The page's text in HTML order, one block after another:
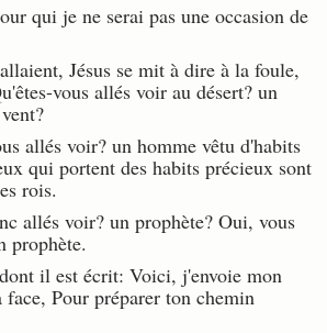
qui je ne serai pas une occasion de
Jésus se mit à dire à la foule,
vous allés voir au désert? un
allés voir? un homme vêtu d'habits
qui portent des habits précieux sont
rois.
allés voir? un prophète? Oui, vous
prophète.
il est écrit: Voici, j'envoie mon
face, Pour préparer ton chemin